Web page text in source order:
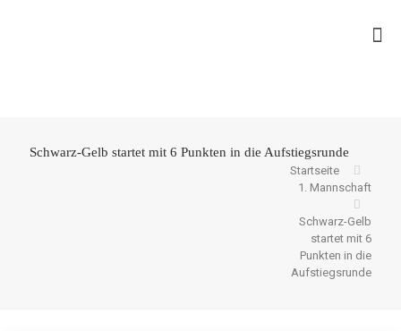
Schwarz-Gelb startet mit 6 Punkten in die Aufstiegsrunde
Startseite
1. Mannschaft
Schwarz-Gelb
startet mit 6
Punkten in die
Aufstiegsrunde